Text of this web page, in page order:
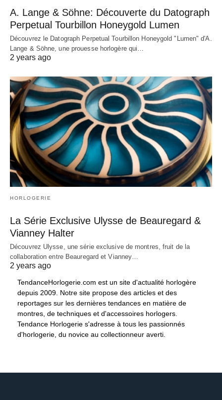
A. Lange & Söhne: Découverte du Datograph
Perpetual Tourbillon Honeygold Lumen
Découvrez le Datograph Perpetual Tourbillon Honeygold "Lumen" d'A.
Lange & Söhne, une prouesse horlogère qui…
2 years ago
HORLOGERIE
La Série Exclusive Ulysse de Beauregard &
Vianney Halter
Découvrez Ulysse, une série exclusive de montres, fruit de la
collaboration entre Beauregard et Vianney…
2 years ago
TendanceHorlogerie.com est un site d'actualité horlogère
depuis 2009. Notre site propose des articles et des
reportages sur les dernières tendances en matière de
montres, de techniques et d'accessoires horlogers.
Tendance Horlogerie s'adresse à tous les passionnés
d'horlogerie, du novice au collectionneur averti.